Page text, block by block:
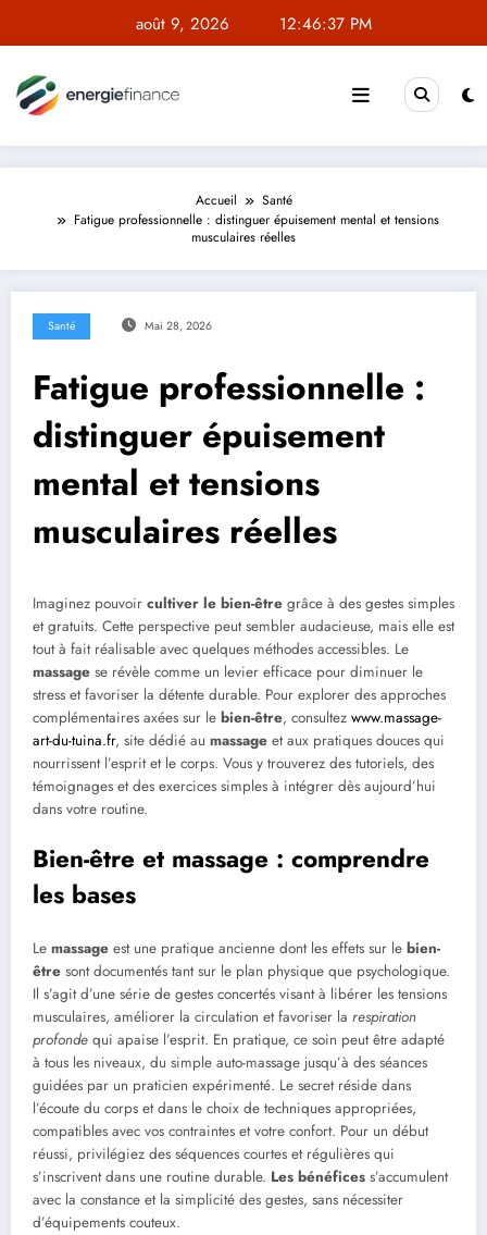
contenu
août 9, 2026 12:46:38 PM
Accueil
Santé
Fatigue professionnelle : distinguer épuisement mental et tensions
musculaires réelles
Santé Mai 28, 2026
Fatigue professionnelle :
distinguer épuisement
mental et tensions
musculaires réelles
Imaginez pouvoir cultiver le bien-être grâce à des gestes simples
et gratuits. Cette perspective peut sembler audacieuse, mais elle est
tout à fait réalisable avec quelques méthodes accessibles. Le
massage se révèle comme un levier efficace pour diminuer le
stress et favoriser la détente durable. Pour explorer des approches
complémentaires axées sur le bien-être, consultez www.massage-
art-du-tuina.fr, site dédié au massage et aux pratiques douces qui
nourrissent l’esprit et le corps. Vous y trouverez des tutoriels, des
témoignages et des exercices simples à intégrer dès aujourd’hui
dans votre routine.
Bien-être et massage : comprendre
les bases
Le massage est une pratique ancienne dont les effets sur le bien-
être sont documentés tant sur le plan physique que psychologique.
Il s’agit d’une série de gestes concertés visant à libérer les tensions
musculaires, améliorer la circulation et favoriser la respiration
profonde qui apaise l’esprit. En pratique, ce soin peut être adapté
à tous les niveaux, du simple auto-massage jusqu’à des séances
guidées par un praticien expérimenté. Le secret réside dans
l’écoute du corps et dans le choix de techniques appropriées,
compatibles avec vos contraintes et votre confort. Pour un début
réussi, privilégiez des séquences courtes et régulières qui
s’inscrivent dans une routine durable. Les bénéfices s’accumulent
avec la constance et la simplicité des gestes, sans nécessiter
d’équipements couteux.